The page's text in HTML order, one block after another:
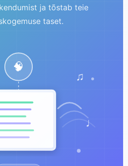
ja tõstab teie
taset.
♫
♩
🧠